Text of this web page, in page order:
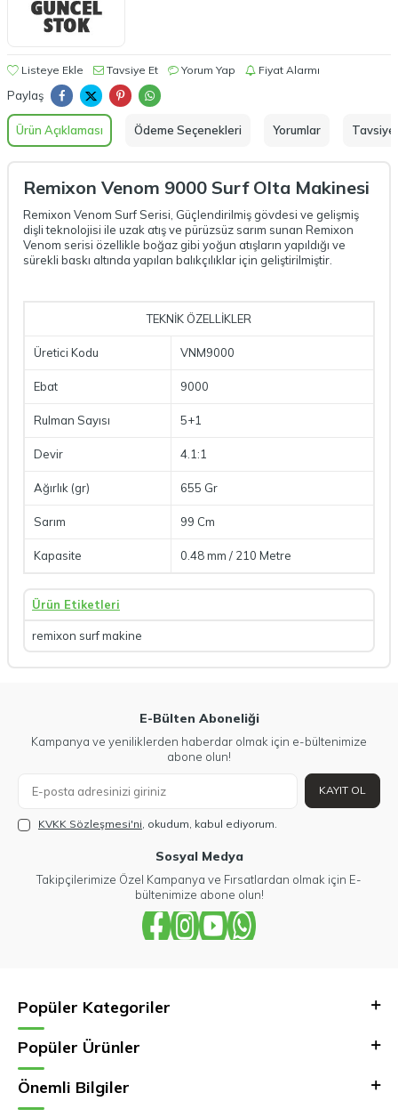
Listeye Ekle Tavsiye Et Yorum Yap Fiyat Alarmı
Paylaş
Ürün Açıklaması Ödeme Seçenekleri Yorumlar Tavsiye
Remixon Venom 9000 Surf Olta Makinesi
Remixon Venom Surf Serisi, Güçlendirilmiş gövdesi ve gelişmiş
dişli teknolojisi ile uzak atış ve pürüzsüz sarım sunan Remixon
Venom serisi özellikle boğaz gibi yoğun atışların yapıldığı ve
sürekli baskı altında yapılan balıkçılıklar için geliştirilmiştir.
TEKNİK ÖZELLİKLER
Üretici Kodu VNM9000
Ebat 9000
Rulman Sayısı 5+1
Devir 4.1:1
Ağırlık (gr) 655 Gr
Sarım 99 Cm
Kapasite 0.48 mm / 210 Metre
Ürün Etiketleri
remixon surf makine
E-Bülten Aboneliği
Kampanya ve yeniliklerden haberdar olmak için e-bültenimize
abone olun!
KAYIT OL
KVKK Sözleşmesi'ni, okudum, kabul ediyorum.
Sosyal Medya
Takipçilerimize Özel Kampanya ve Fırsatlardan olmak için E-
bültenimize abone olun!
Popüler Kategoriler
Popüler Ürünler
Önemli Bilgiler